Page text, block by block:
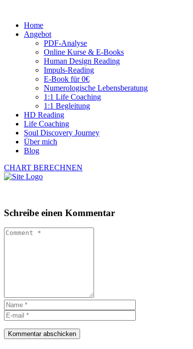
Home
Angebot
PDF-Analyse
Online Kurse & E-Books
Human Design Reading
Impuls-Reading
E-Book für 0€
Numerologische Lebensberatung
1:1 Life Coaching
1:1 Begleitung
HD Reading
Life Coaching
Soul Discovery Journey
Über mich
Blog
CHART BERECHNEN
Schreibe einen Kommentar
Kommentar abschicken